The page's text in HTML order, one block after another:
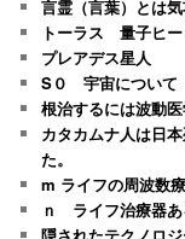
言霊（言葉）とは
トーラス 量子ヒ
プレアデス星人
S０ 宇宙について
根治するには波動
カタカムナ人は日
た。
m ライフの周波数
ｎ ライフ治療器